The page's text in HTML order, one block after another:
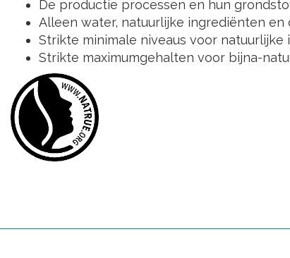
De productie processen en hun
Alleen water, natuurlijke ingrediënten
Strikte minimale niveaus voor
Strikte maximumgehalten voor bijna-